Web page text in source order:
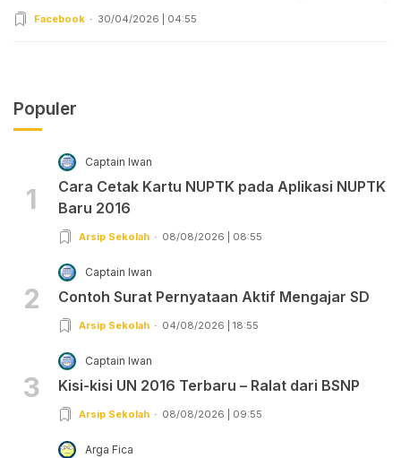
Facebook 30/04/2026 | 04:55
Populer
1
Captain Iwan
Cara Cetak Kartu NUPTK pada Aplikasi NUPTK
Baru 2016
Arsip Sekolah 08/08/2026 | 08:55
2
Captain Iwan
Contoh Surat Pernyataan Aktif Mengajar SD
Arsip Sekolah 04/08/2026 | 18:55
3
Captain Iwan
Kisi-kisi UN 2016 Terbaru – Ralat dari BSNP
Arsip Sekolah 08/08/2026 | 09:55
Arga Fica